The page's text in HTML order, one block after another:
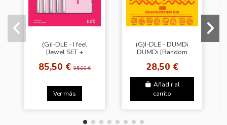
(G)I-DLE - I feel
[Jewel SET +
85,50 €95,00 €
Ver más
(G)I-DLE - DUMDi
DUMDi [Random
28,50 €
Añadir al
carrito